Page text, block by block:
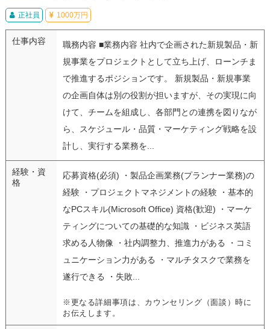
正社員 1000万円
仕事内容
職務内容 ■業務内容 社内で企画された新規製品・新
規事業をプロジェクトとして立ち上げ、ローンチま
で推進するポジションです。 新規製品・新規事業
の企画自体は別の役割が担いますが、その実現に向
けて、チームを組成し、各部門との連携を図りなが
ら、スケジュール・品質・マーケティング戦略を設
計し、実行する業務を...
経験・資
格
応募資格(必須) ・製品企画業務(プランナー業務)の
経験 ・プロジェクトマネジメントの経験 ・基本的
なPCスキル(Microsoft Office) 資格(歓迎) ・マーケ
ティングについての基礎的な知識 ・ビジネス英語
求める人物像 ・社内調整力、推進力がある ・コミ
ュニケーション力がある ・マルチタスクで業務を
遂行できる ・失敗...
※更なる詳細事項は、カウンセリング（面談）時に
お伝えします。